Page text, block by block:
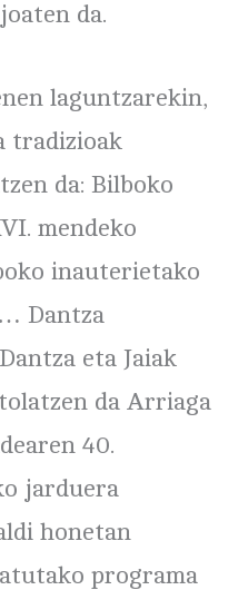
da.
laguntzarekin,
tradizioak
da: Bilboko
mendeko
inauterietako
Dantza
eta Jaiak
da Arriaga
40.
jarduera
honetan
programa